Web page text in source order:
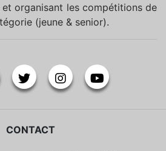
et organisant les compétitions de
(jeune & senior).
CONTACT